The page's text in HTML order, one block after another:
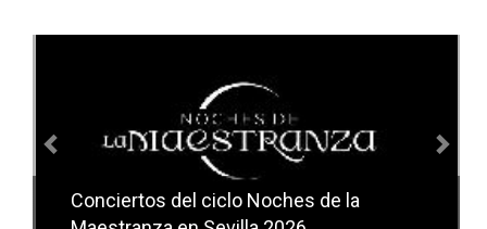
Conciertos del ciclo Noches de la
Conciertos del ciclo Candlelight en